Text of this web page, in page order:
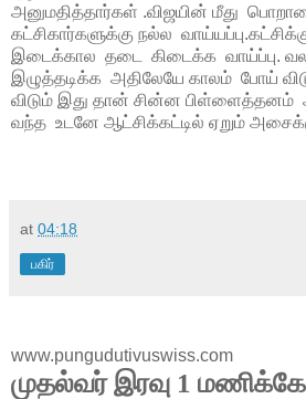
அனுமதித்தார்கள் .விஜயின் மீது
கட்சிகார்களுக்கு நல்ல
இடைக்கால தடை கிடைக்க வாய்ப்பு.
இழுத்தடிக்க அதிலேயே காலம் போய்
விடும் இது தான் சின்ன
வந்த உடனே ஆட்சிக்கட்டில் ஏறும்
at 04:18
பகிர்
www.pungudutivuswiss.com
முதல்வர் இரவு 1